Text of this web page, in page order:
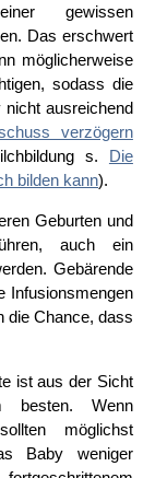
gewissen
Das erschwert
möglicherweise
sodass die
ausreichend
verzögern
s. Die
bilden kann).
Geburten und
auch ein
Gebärende
Infusionsmengen
die Chance, dass
ist aus der Sicht
besten. Wenn
möglichst
Baby weniger